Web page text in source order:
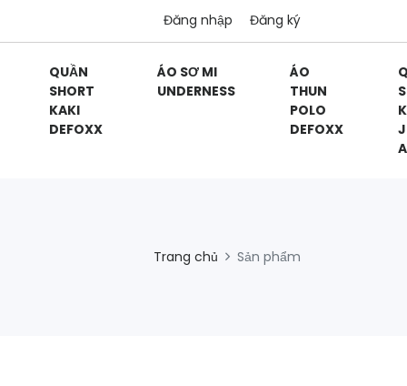
Đăng nhập Đăng ký
QUẦN
SHORT
KAKI
DEFOXX
ÁO SƠ MI
UNDERNESS
ÁO
THUN
POLO
DEFOXX
Trang chủ Sản phẩm